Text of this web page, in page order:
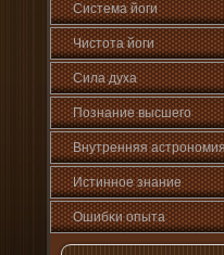
Система йоги
Чистота йоги
Сила духа
Познани­е высшего
Внутренняя
Истинное знани­е
Ошибκи опыта